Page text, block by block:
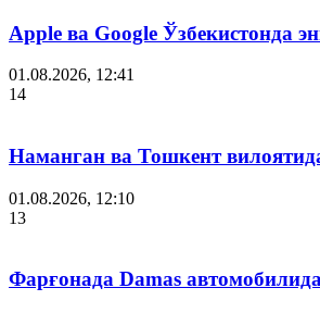
Apple ва Google Ўзбекистонда
01.08.2026, 12:41
14
Наманган ва Тошкент
01.08.2026, 12:10
13
Фарғонада Damas